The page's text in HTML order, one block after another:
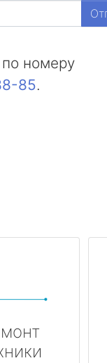
номеру
85.